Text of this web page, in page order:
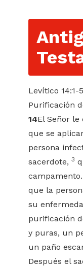
Levítico 14:1-
Purificación
14El Señor le
que se
persona
sacerdote, 3
que la
su
purificación
y puras, un
un paño
Después el